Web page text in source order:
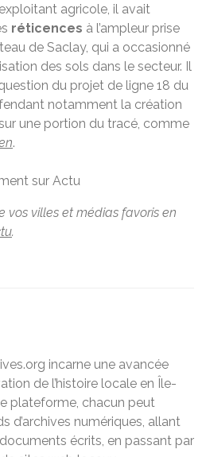
agricole, il avait
réticences à l’ampleur prise
de Saclay, qui a occasionné
des sols dans le secteur. Il
du projet de ligne 18 du
notamment la création
une portion du tracé, comme
.
sur Actu
vos villes et médias favoris en
.
incarne une avancée
de l’histoire locale en Île-
plateforme, chacun peut
d’archives numériques, allant
écrits, en passant par